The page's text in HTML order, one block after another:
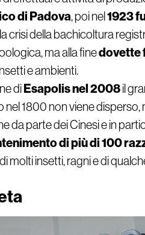
di Padova, poi nel 1923
crisi della bachicoltura
ma alla finedovette
e ambienti.
diEsapolis nel 2008il
1800 non viene
da parte dei Cinesi e in
di più di 100
molti insetti, ragni e di